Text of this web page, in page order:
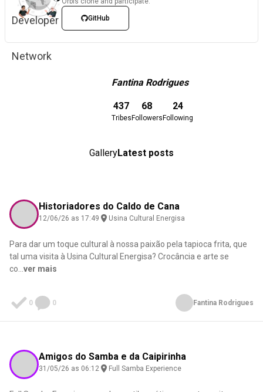
Developer
Network
GitHub
Fantina Rodrigues
437
Tribes
68
Followers
24
Following
GalleryLatest posts
Historiadores do Caldo de Cana
12/06/26 as 17:49 Usina Cultural Energisa
Para dar um toque cultural à nossa paixão pela tapioca frita, que
tal uma visita à Usina Cultural Energisa? Crocância e arte se
co
ver mais
0 0 Fantina Rodrigues
Amigos do Samba e da Caipirinha
31/05/26 as 06:12 Full Samba Experience